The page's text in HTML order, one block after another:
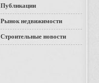
Публикации
Рынок недвижимости
Строительные новости